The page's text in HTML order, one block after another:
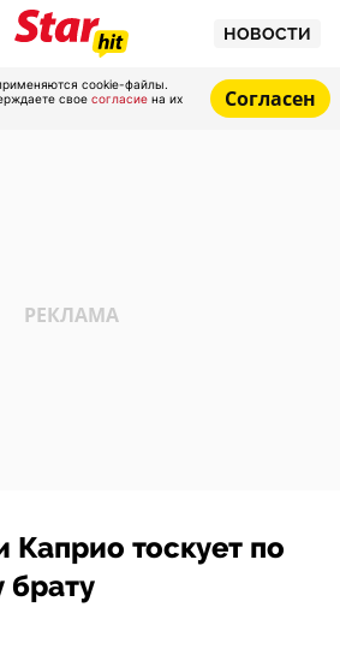
НОВОСТИ
cookie-файлы.
свое согласие на их
Согласен
тоскует по